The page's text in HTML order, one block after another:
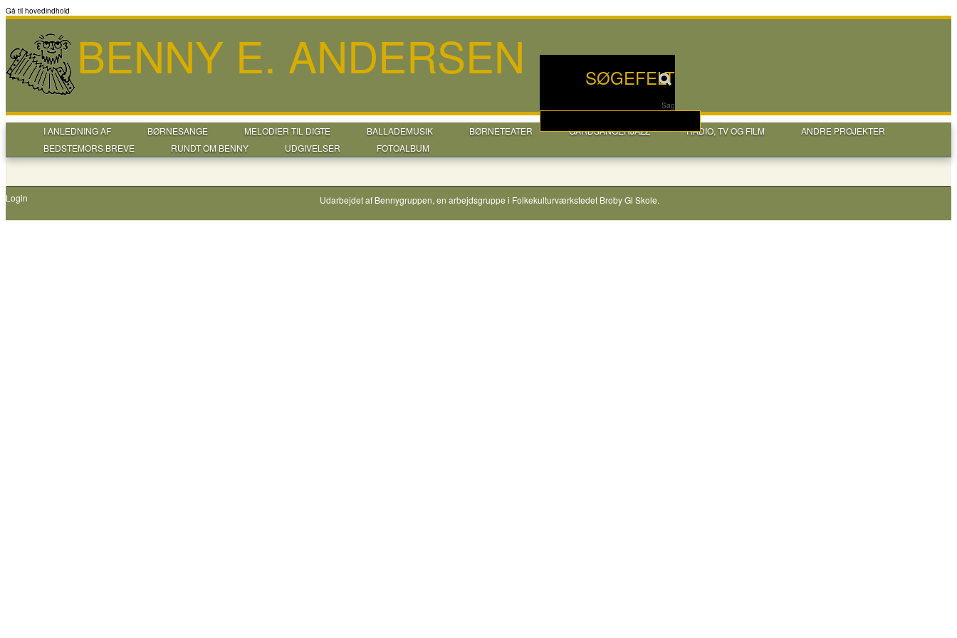
Gå til hovedindhold
SØGEFELT
Søg
BENNY E. ANDERSEN
I ANLEDNING AF BØRNESANGE MELODIER TIL DIGTE BALLADEMUSIK BØRNETEATER GÅRDSANGERJAZZ RADIO, TV OG FILM
ANDRE PROJEKTER
BEDSTEMORS BREVE
RUNDT OM BENNY UDGIVELSER FOTOALBUM
Login Udarbejdet af Bennygruppen, en arbejdsgruppe i Folkekulturværkstedet Broby Gl Skole.